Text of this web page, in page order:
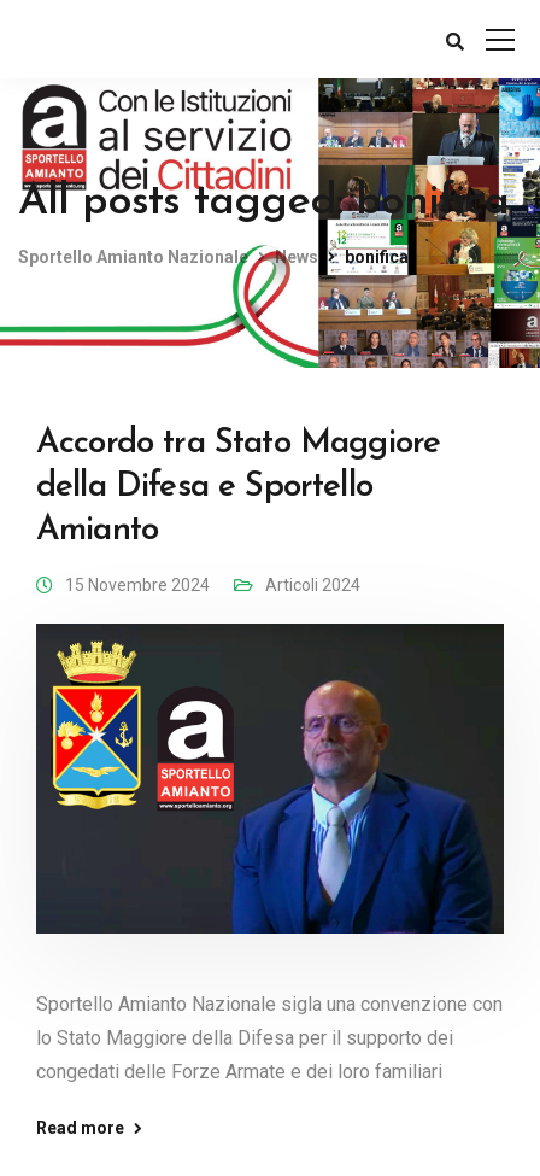
All posts tagged: bonifica
Sportello Amianto Nazionale News bonifica
Accordo tra Stato Maggiore
della Difesa e Sportello
Amianto
15 Novembre 2024 Articoli 2024
Sportello Amianto Nazionale sigla una convenzione con
lo Stato Maggiore della Difesa per il supporto dei
congedati delle Forze Armate e dei loro familiari
Read more